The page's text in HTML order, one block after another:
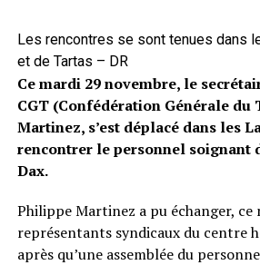
Les rencontres se sont tenues dans
et de Tartas – DR
Ce mardi 29 novembre, le
CGT (Confédération Générale
Martinez, s’est déplacé dans les
rencontrer le personnel soignant
Dax.
Philippe Martinez a pu échanger, ce
représentants syndicaux du centre
après qu’une assemblée du